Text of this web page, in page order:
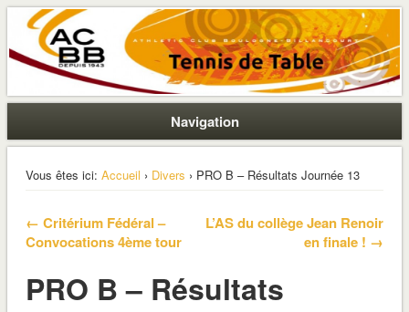
ACBB – Tennis de Table
La section ping de Boulogne
Navigation
Vous êtes ici: Accueil › Divers › PRO B – Résultats Journée 13
← Critérium Fédéral –
Convocations 4ème tour
L’AS du collège Jean Renoir
en finale ! →
PRO B – Résultats